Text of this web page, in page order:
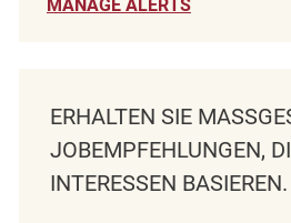
MANAGE ALERTS
ERHALTEN SIE
OBEMPFEHLUNGEN,
NTERESSEN BASIEREN.